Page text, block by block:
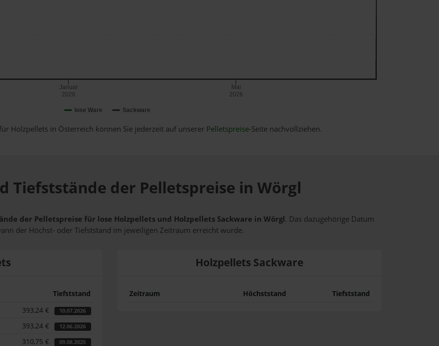
lose Ware Sackware
Januar
2026
Mai
2026
Holzpellets in Österreich können Sie jederzeit auf unserer Pelletspreise-Seite nachvollziehen.
Tiefststände der Pelletspreise in Wörgl
der Pelletspreise für lose Holzpellets und Holzpellets Sackware in Wörgl. Das dazugehörige Datum
der Höchst- oder Tiefststand im jeweiligen Zeitraum erreicht wurde.
Tiefststand
393,24 €
10.07.2026
393,24 € 12.06.2026
310,75 € 09.08.2025
Holzpellets Sackware
Zeitraum Höchststand Tiefststand